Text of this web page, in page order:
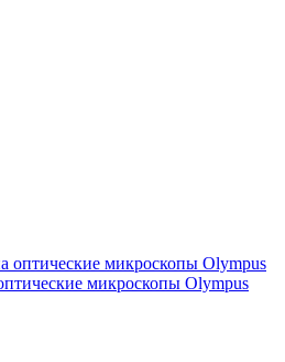
микроскопы Olympus